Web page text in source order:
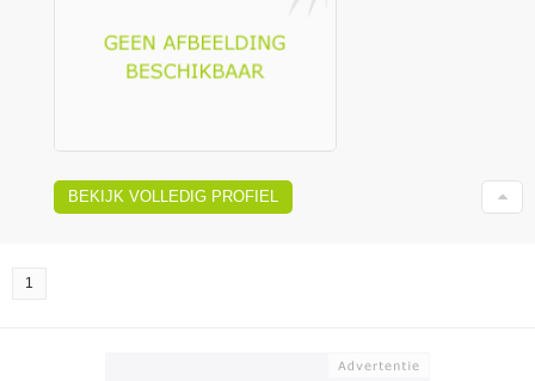
BEKIJK VOLLEDIG PROFIEL
1